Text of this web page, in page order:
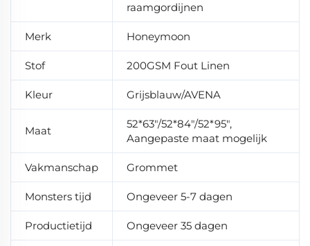
raamgordijnen
Merk Honeymoon
Stof 200GSM Fout Linen
Kleur Grijsblauw/AVENA
Maat
52*63"/52*84"/52*95",
Aangepaste maat mogelijk
Vakmanschap Grommet
Monsters tijd Ongeveer 5-7 dagen
Productietijd Ongeveer 35 dagen